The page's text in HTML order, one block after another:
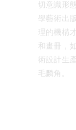
切意識形
學藝術出
理的機構
和畫冊，
術設計生
毛麟角。